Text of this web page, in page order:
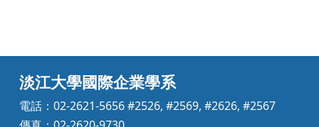
淡江大學國際企業學系
電話：02-2621-5656 #2526, #2569, #2626, #2567